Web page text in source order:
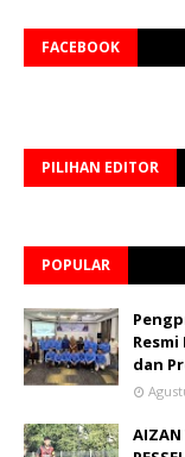
FACEBOOK
PILIHAN EDITOR
POPULAR
dan
AIZAN